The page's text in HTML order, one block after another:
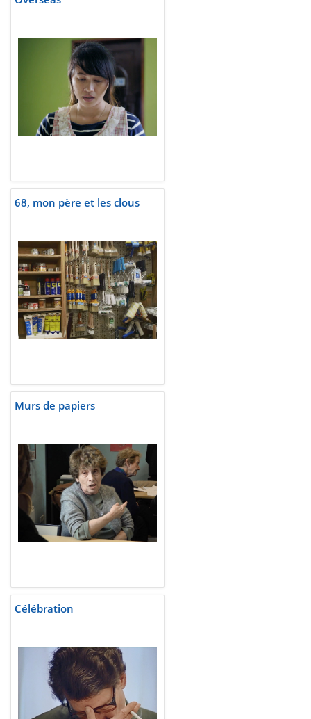
68, mon père et les clous
Murs de papiers
Célébration